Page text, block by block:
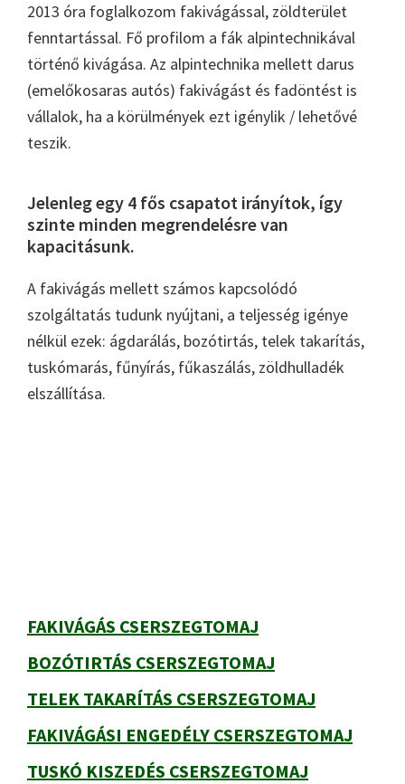
2013 óra foglalkozom fakivágással, zöldterület
fenntartással. Fő profilom a fák alpintechnikával
történő kivágása. Az alpintechnika mellett darus
(emelőkosaras autós) fakivágást és fadöntést is
vállalok, ha a körülmények ezt igénylik / lehetővé
teszik.
Jelenleg egy 4 fős csapatot irányítok, így
szinte minden megrendelésre van
kapacitásunk.
A fakivágás mellett számos kapcsolódó
szolgáltatás tudunk nyújtani, a teljesség igénye
nélkül ezek: ágdarálás, bozótirtás, telek takarítás,
tuskómarás, fűnyírás, fűkaszálás, zöldhulladék
elszállítása.
FAKIVÁGÁS CSERSZEGTOMAJ
BOZÓTIRTÁS CSERSZEGTOMAJ
TELEK TAKARÍTÁS CSERSZEGTOMAJ
FAKIVÁGÁSI ENGEDÉLY CSERSZEGTOMAJ
TUSKÓ KISZEDÉS CSERSZEGTOMAJ